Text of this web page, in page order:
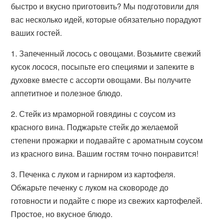
быстро и вкусно приготовить? Мы подготовили для
вас несколько идей, которые обязательно порадуют
ваших гостей.
1. Запеченный лосось с овощами. Возьмите свежий
кусок лосося, посыпьте его специями и запеките в
духовке вместе с ассорти овощами. Вы получите
аппетитное и полезное блюдо.
2. Стейк из мраморной говядины с соусом из
красного вина. Поджарьте стейк до желаемой
степени прожарки и подавайте с ароматным соусом
из красного вина. Вашим гостям точно понравится!
3. Печенка с луком и гарниром из картофеля.
Обжарьте печенку с луком на сковороде до
готовности и подайте с пюре из свежих картофелей.
Простое, но вкусное блюдо.